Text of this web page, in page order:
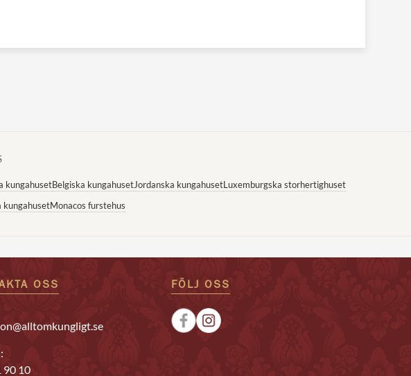
kungahusetBelgiska kungahusetJordanska kungahusetLuxemburgska storhertighuset
kungahusetMonacos furstehus
OSS
90 10
FÖLJ OSS